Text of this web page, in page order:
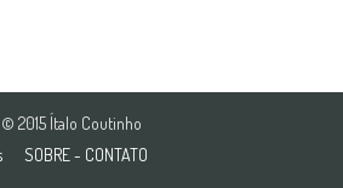
© 2015 Ítalo Coutinho
SOBRE- CONTATO